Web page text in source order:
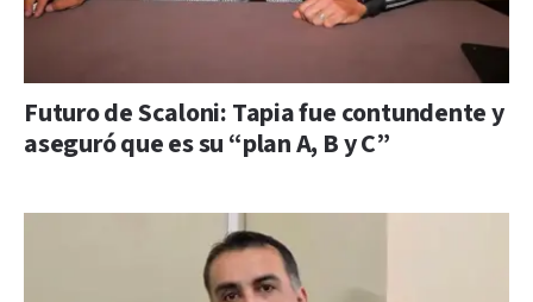
Futuro de Scaloni: Tapia fue contundente y
aseguró que es su “plan A, B y C”